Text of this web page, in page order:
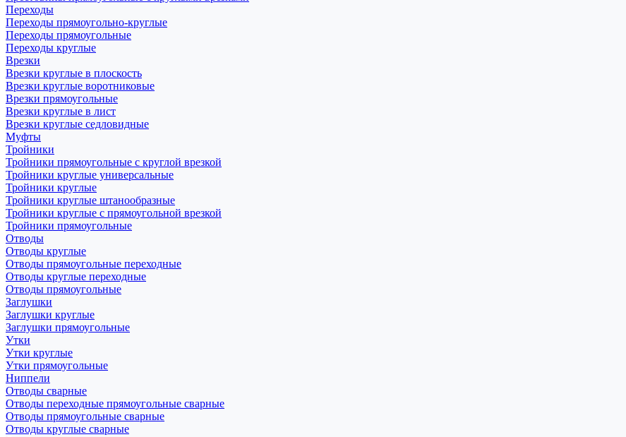
Переходы
Переходы прямоугольно-круглые
Переходы прямоугольные
Переходы круглые
Врезки
Врезки круглые в плоскость
Врезки круглые воротниковые
Врезки прямоугольные
Врезки круглые в лист
Врезки круглые седловидные
Муфты
Тройники
Тройники прямоугольные с круглой врезкой
Тройники круглые универсальные
Тройники круглые
Тройники круглые штанообразные
Тройники круглые с прямоугольной врезкой
Тройники прямоугольные
Отводы
Отводы круглые
Отводы прямоугольные переходные
Отводы круглые переходные
Отводы прямоугольные
Заглушки
Заглушки круглые
Заглушки прямоугольные
Утки
Утки круглые
Утки прямоугольные
Ниппели
Отводы сварные
Отводы переходные прямоугольные сварные
Отводы прямоугольные сварные
Отводы круглые сварные